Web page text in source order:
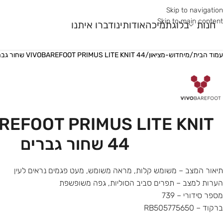
Skip to navigation
Skip to main content
חנות
קיץ
חורף
רב עונתי
חדר כושר ואימונים
בלוגתמיכהאודותינודברו איתנו
עמוד הבית/מיחדוש-מציאון/VIVOBAREFOOT PRIMUS LITE KNIT 44 שחור גברים
PRIMUS LITE KNIT
44 שחור גברים
תיאור המצב – משומש קלות, מראה משומש, מעט פגמים נראים לעין
הערות למצב – תפרים סביב הסוליות, גפה משופשפת
מספר סידורי – 739
ברקוד – RB505775650